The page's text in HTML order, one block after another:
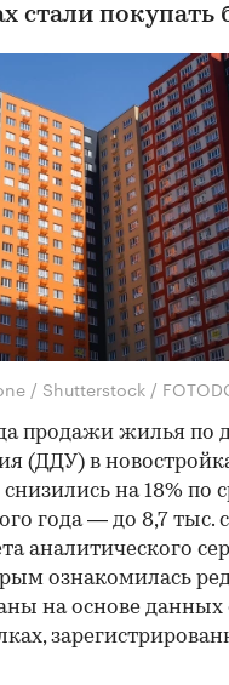
стали покупать
/ Shutterstock /
продажи жилья по
(ДДУ) в
на 18% по
года — до 8,7 тыс.
аналитического
ознакомилась
на основе данных